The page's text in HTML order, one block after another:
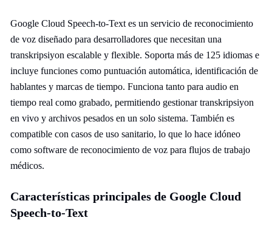
Google Cloud Speech-to-Text es un servicio de reconocimiento
de voz diseñado para desarrolladores que necesitan una
transkripsiyon escalable y flexible. Soporta más de 125 idiomas e
incluye funciones como puntuación automática, identificación de
hablantes y marcas de tiempo. Funciona tanto para audio en
tiempo real como grabado, permitiendo gestionar transkripsiyon
en vivo y archivos pesados en un solo sistema. También es
compatible con casos de uso sanitario, lo que lo hace idóneo
como software de reconocimiento de voz para flujos de trabajo
médicos.
Características principales de Google Cloud
Speech-to-Text